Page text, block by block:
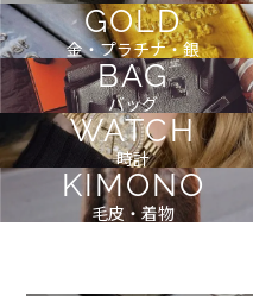
GOLD
金・プラチナ・銀
BAG
バッグ
WATCH
時計
KIMONO
毛皮・着物